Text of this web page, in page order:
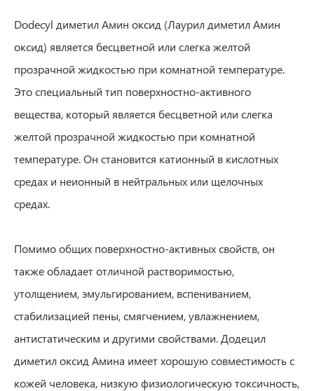
Dodecyl диметил Амин оксид (Лаурил диметил Амин
оксид) является бесцветной или слегка желтой
прозрачной жидкостью при комнатной температуре.
Это специальный тип поверхностно-активного
вещества, который является бесцветной или слегка
желтой прозрачной жидкостью при комнатной
температуре. Он становится катионный в кислотных
средах и неионный в нейтральных или щелочных
средах.
Помимо общих поверхностно-активных свойств, он
также обладает отличной растворимостью,
утолщением, эмульгированием, вспениванием,
стабилизацией пены, смягчением, увлажнением,
антистатическим и другими свойствами. Додецил
диметил оксид Амина имеет хорошую совместимость с
кожей человека, низкую физиологическую токсичность,